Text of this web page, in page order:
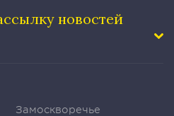
новостей
Замоскворечье